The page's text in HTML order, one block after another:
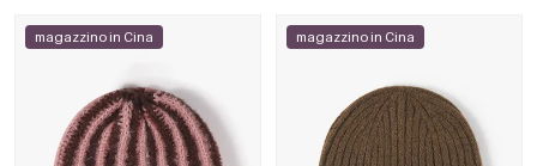
magazzino in Cina magazzino in Cina